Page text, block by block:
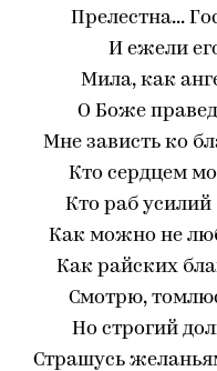
Прелестна...
И ежели
Мила, как
О Боже
Мне зависть ко
Кто сердцем
Кто раб усилий
Как можно не
Как райских
Смотрю,
Но строгий
Страшусь